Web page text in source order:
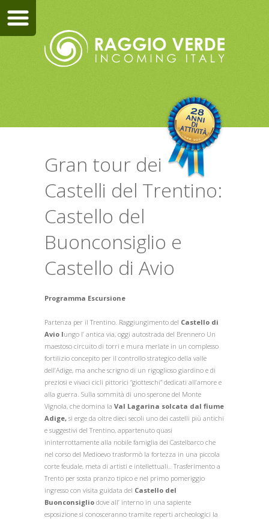
Gran tour dei
Castelli del Trentino:
Castello del
Buonconsiglio e
Castello di Avio
Programma Escursione
Partenza per il Trentino. Raggiungimento del Castello di
Avio lungo l’ antica via, oggi autostrada del Brennero Un
maestoso circuito di torri e mura merlate in un complesso
fortilizio concepito per il controllo strategico della valle
dell’Adige, ma anche scrigno di un rigoglioso giardino e di
preziosi e vivaci cicli pittorici “giotteschi” dedicati all’amore e
alla guerra. Sulla sommità di uno sperone del Monte
Vignola, che domina la Val Lagarina solcata dal fiume
Adige, si erge da oltre dieci secoli uno dei castelli più antichi
e suggestivi del Trentino, appartenuto quasi
ininterrottamente alla nobile famiglia dei Castelbarco che
nel corso del Medioevo trasformò la fortezza in una piccola
corte feudale, meta di artisti e intellettuali.. Trasferimento a
Trento per sosta pranzo tipico e nel primo pomeriggio
ingresso con visita guidata del Castello del
Buonconsiglio dove all’ interno in una sapiente
esposizione si conosceranno tramite reperti archeologici la